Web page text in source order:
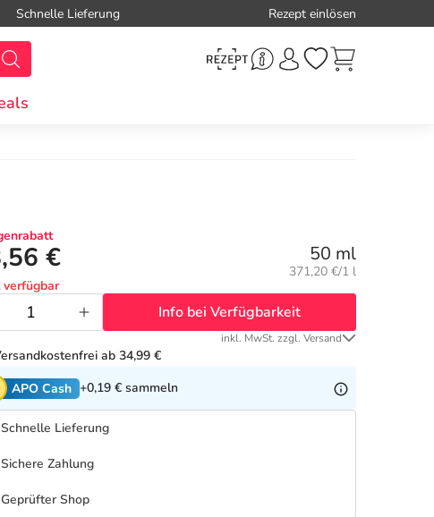
Schnelle Lieferung Rezept einlösen
€ 50 ml
Grundpreis:
371,20 €/1 l
verfügbar
Info bei Verfügbarkeit
inkl. MwSt. zzgl. Versand
ab 34,99 €
APO Cash +0,19 € sammeln
Schnelle Lieferung
Sichere Zahlung
Geprüfter Shop